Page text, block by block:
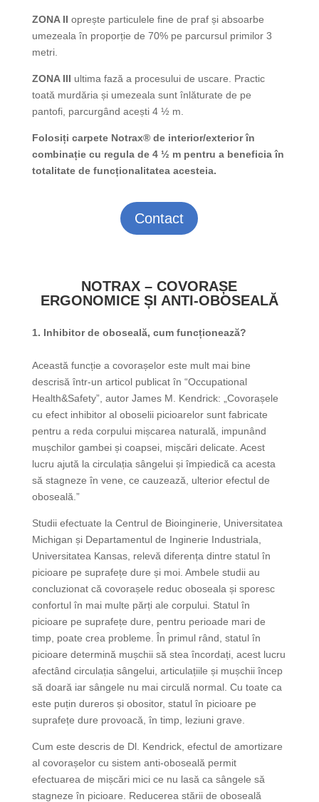
ZONA II oprește particulele fine de praf și absoarbe
umezeala în proporție de 70% pe parcursul primilor 3
metri.
ZONA III ultima fază a procesului de uscare. Practic
toată murdăria și umezeala sunt înlăturate de pe
pantofi, parcurgând acești 4 ½ m.
Folosiți carpete Notrax® de interior/exterior în
combinație cu regula de 4 ½ m pentru a beneficia în
totalitate de funcționalitatea acesteia.
Contact
NOTRAX – COVORAȘE
ERGONOMICE ȘI ANTI-OBOSEALĂ
1. Inhibitor de oboseală, cum funcționează?
Această funcție a covorașelor este mult mai bine
descrisă într-un articol publicat în “Occupational
Health&Safety”, autor James M. Kendrick: „Covorașele
cu efect inhibitor al oboselii picioarelor sunt fabricate
pentru a reda corpului mișcarea naturală, impunând
mușchilor gambei și coapsei, mișcări delicate. Acest
lucru ajută la circulația sângelui și împiedică ca acesta
să stagneze în vene, ce cauzează, ulterior efectul de
oboseală.”
Studii efectuate la Centrul de Bioinginerie, Universitatea
Michigan și Departamentul de Inginerie Industriala,
Universitatea Kansas, relevă diferența dintre statul în
picioare pe suprafețe dure și moi. Ambele studii au
concluzionat că covorașele reduc oboseala și sporesc
confortul în mai multe părți ale corpului. Statul în
picioare pe suprafețe dure, pentru perioade mari de
timp, poate crea probleme. În primul rând, statul în
picioare determină mușchii să stea încordați, acest lucru
afectând circulația sângelui, articulațiile și mușchii încep
să doară iar sângele nu mai circulă normal. Cu toate ca
este puțin dureros și obositor, statul în picioare pe
suprafețe dure provoacă, în timp, leziuni grave.
Cum este descris de Dl. Kendrick, efectul de amortizare
al covorașelor cu sistem anti-oboseală permit
efectuarea de mișcări mici ce nu lasă ca sângele să
stagneze în picioare. Reducerea stării de oboseală